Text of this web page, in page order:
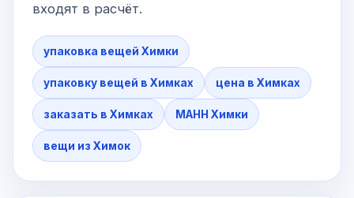
входят в расчёт.
упаковка вещей Химки
упаковку вещей в Химках цена в Химках
заказать в Химках МАНН Химки
вещи из Химок